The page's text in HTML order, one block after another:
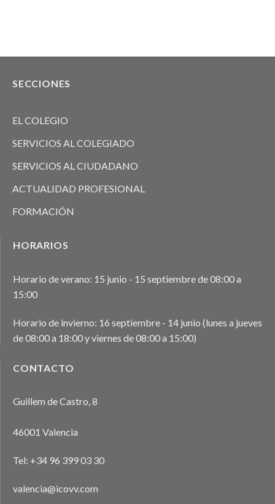
SECCIONES
EL COLEGIO
SERVICIOS AL COLEGIADO
SERVICIOS AL CIUDADANO
ACTUALIDAD PROFESIONAL
FORMACIÓN
HORARIOS
Horario de verano: 15 junio - 15 septiembre de 08:00 a
15:00
Horario de invierno: 16 septiembre - 14 junio (lunes a jueves
de 08:00 a 18:00 y viernes de 08:00 a 15:00)
CONTACTO
Guillem de Castro, 8
46001 Valencia
Tel: +34 96 399 03 30
valencia@icovv.com